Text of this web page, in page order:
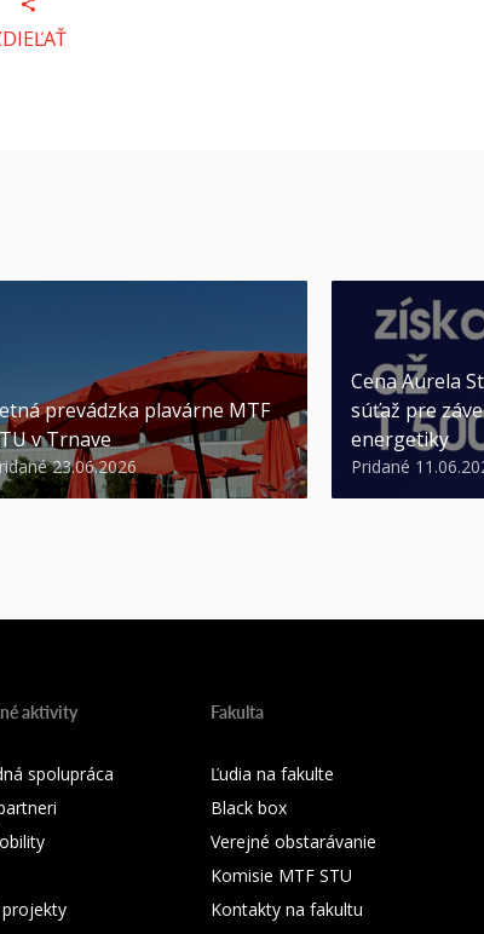
prevádzka plavárne MTF
v Trnave
23.06.2026
Cena Aurela
súťaž pre
energetiky
Pridané
aktivity
spolupráca
Fakulta
Ľudia na fakulte
Black box
Verejné obstarávanie
Komisie MTF STU
Kontakty na fakultu